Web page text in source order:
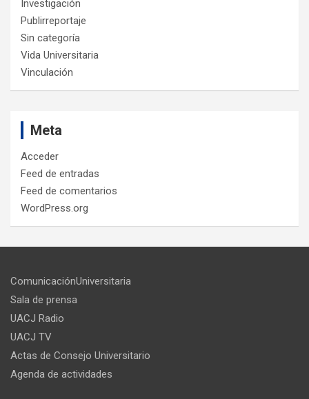
Investigación
Publirreportaje
Sin categoría
Vida Universitaria
Vinculación
Meta
Acceder
Feed de entradas
Feed de comentarios
WordPress.org
ComunicaciónUniversitaria
Sala de prensa
UACJ Radio
UACJ TV
Actas de Consejo Universitario
Agenda de actividades